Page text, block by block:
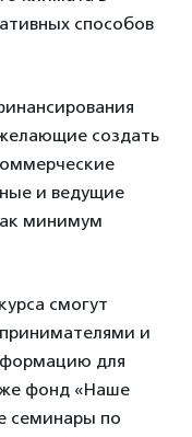
способов
создать
и ведущие
минимум
смогут
и
для
фонд «Наше
семинары по